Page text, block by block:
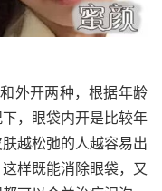
外开两种，根据年龄
，眼袋内开是比较年
越松弛的人越容易出
样既能消除眼袋，又